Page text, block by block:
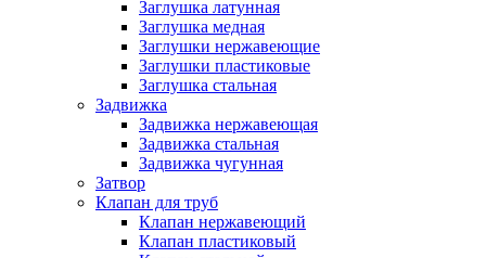
Заглушка латунная
Заглушка медная
Заглушки нержавеющие
Заглушки пластиковые
Заглушка стальная
Задвижка
Задвижка нержавеющая
Задвижка стальная
Задвижка чугунная
Затвор
Клапан для труб
Клапан нержавеющий
Клапан пластиковый